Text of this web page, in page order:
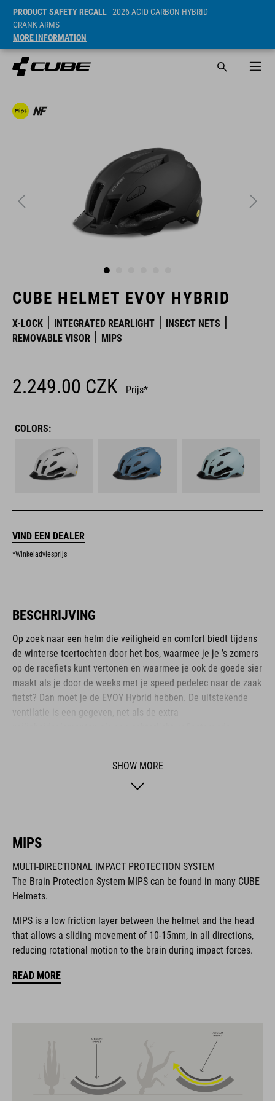
PRODUCT SAFETY RECALL- 2026 ACID CARBON HYBRID
CRANK ARMS
MORE INFORMATION
CUBE HELMET EVOY HYBRID
X-LOCK INTEGRATED REARLIGHT
INSECT NETS
REMOVABLE VISOR
MIPS
2.249.00 CZK Prijs*
COLORS:
VIND EEN DEALER
*Winkeladviesprijs
BESCHRIJVING
Op zoek naar een helm die veiligheid en comfort biedt tijdens
de winterse toertochten door het bos, waarmee je je ’s zomers
op de racefiets kunt vertonen en waarmee je ook de goede sier
maakt als je door de weeks met je speed pedelec naar de zaak
fietst? Dan moet je de EVOY Hybrid hebben. De uitstekende
ventilatie is een gegeven, net als de extra
The CUBE brand is synonymous with innovative, high-quality
products geared to all the latest trends. Our designers
collaborate closely to create bikes and accessories that
usability for the perfect balance between form and function.
FEATURES
te bedienen SNAP 360 fit-systeem, in-mould-constructie,
sluitbandjes met platte geleiders, met achterlicht voor extra
zichtbaarheid, uitneembare en wasbare kussentjes,
dikkere/dunnere kussentjes leverbaar, ratelsluiting bij de kin
met zacht stoffen omhulsel, Natural Fit-concept, matte
SHOW MORE
MIPS
MULTI-DIRECTIONAL IMPACT PROTECTION SYSTEM
The Brain Protection System MIPS can be found in many CUBE
Helmets.
MIPS is a low friction layer between the helmet and the head
that allows a sliding movement of 10-15mm, in all directions,
reducing rotational motion to the brain during impact forces.
READ MORE